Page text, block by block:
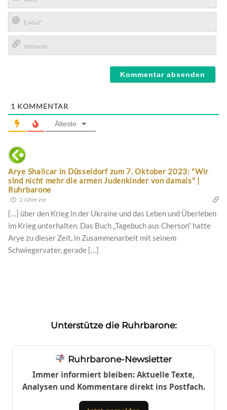
Name*
E-
Mail*
1 KOMMENTAR
Älteste
Arye Shalicar in Düsseldorf zum 7. Oktober 2023: "Wir
sind nicht mehr die armen Judenkinder von damals" |
Ruhrbarone
2 Jahre vor
[…] über den Krieg in der Ukraine und das Leben und Überleben
im Krieg unterhalten. Das Buch „Tagebuch aus Cherson“ hatte
Arye zu dieser Zeit, in Zusammenarbeit mit seinem
Schwiegervater, gerade […]
Unterstütze die Ruhrbarone:
Ruhrbarone-Newsletter
Immer informiert bleiben: Aktuelle Texte,
Analysen und Kommentare direkt ins Postfach.